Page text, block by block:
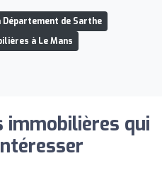
de Sarthe
à Le Mans
immobilières qui